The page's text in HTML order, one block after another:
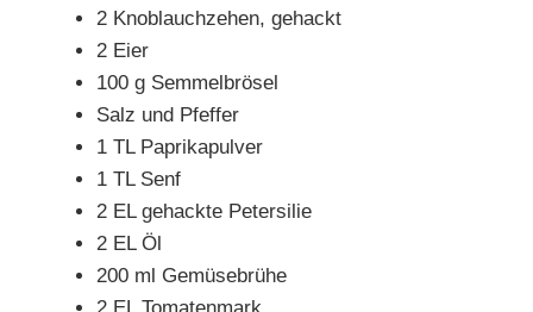
2 Knoblauchzehen, gehackt
2 Eier
100 g Semmelbrösel
Salz und Pfeffer
1 TL Paprikapulver
1 TL Senf
2 EL gehackte Petersilie
2 EL Öl
200 ml Gemüsebrühe